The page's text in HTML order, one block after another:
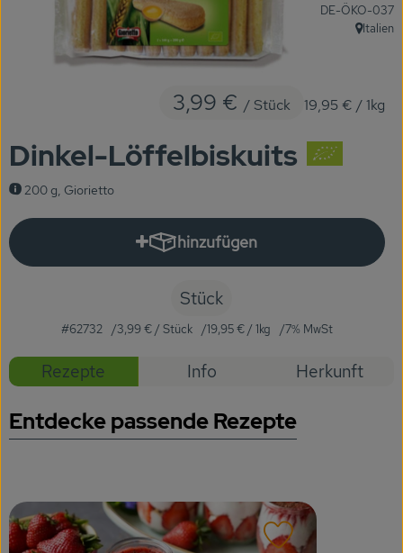
KARUSSELLE
Gutes aus Höhenberg
Kühlregal
Süßes & Snacks
Naturkost
Getränke
Drogerie
Dinkel-Löffelbiskuits
200 g, Giorietto
3,99 € / Stück 19,95 € / 1kg
, Kontrollstelle:
DE-ÖKO-037
,Italien
hinzufügen
Produkt zum Warenkorb
Stück
#62732 3,99 € / Stück 19,95 € / 1kg 7% MwSt
Rezepte Info Herkunft
Entdecke passende Rezepte
Rezept zu